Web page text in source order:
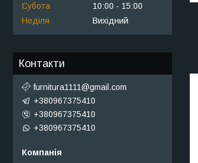
Субота
10:00
15:00
Неділя
Вихідний
Контакти
furnitura1111@gmail.com
+380967375410
+380967375410
+380967375410